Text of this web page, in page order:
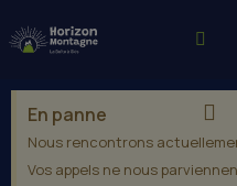
En panne
Nous rencontrons
Vos appels ne nous